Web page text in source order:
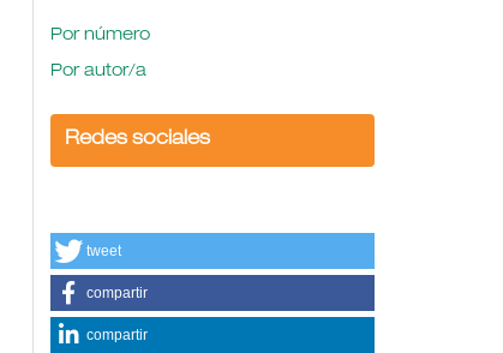
Por número
Por autor/a
Redes sociales
tweet
compartir
compartir